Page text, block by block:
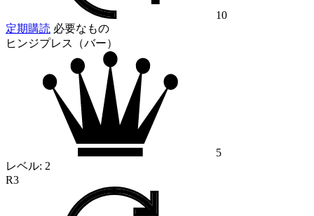
10
定期購読 必要なもの
ヒンジプレス（バー）
5
レベル: 2
R3